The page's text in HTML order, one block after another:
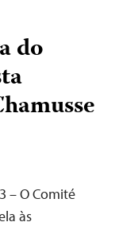
do
– O Comité
às